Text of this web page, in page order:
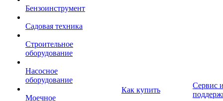
Бензоинструмент
Садовая техника
Строительное
оборудование
Насосное
оборудование
Моечное
Как купить
Сервис